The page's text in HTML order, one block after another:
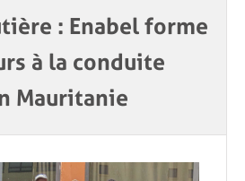
: Enabel forme
à la conduite
Mauritanie